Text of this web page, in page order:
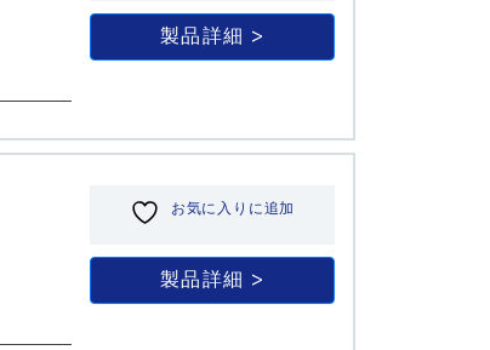
製品詳細
お気に入りに追加
製品詳細